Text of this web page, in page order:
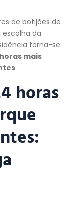
de botijões de
escolha da
torna-se
mais
horas